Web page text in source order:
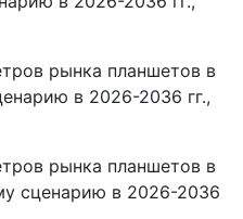
рынка планшетов в
в 2026-2036 гг.,
рынка планшетов в
сценарию в 2026-2036